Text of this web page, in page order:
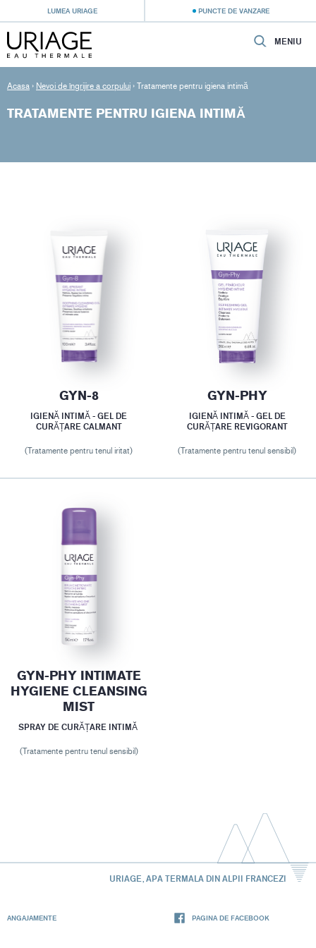
LUMEA URIAGE PUNCTE DE VANZARE
MENIU
Acasa › Nevoi de îngrijire a corpului › Tratamente pentru igiena intimă
TRATAMENTE PENTRU IGIENA INTIMĂ
GYN-8
IGIENĂ INTIMĂ - GEL DE
CURĂȚARE CALMANT
(Tratamente pentru tenul iritat)
GYN-PHY
IGIENĂ INTIMĂ - GEL DE
CURĂȚARE REVIGORANT
(Tratamente pentru tenul sensibil)
GYN-PHY INTIMATE
HYGIENE CLEANSING
MIST
SPRAY DE CURĂȚARE INTIMĂ
(Tratamente pentru tenul sensibil)
URIAGE, APA TERMALA DIN ALPII FRANCEZI
ANGAJAMENTE PAGINA DE FACEBOOK